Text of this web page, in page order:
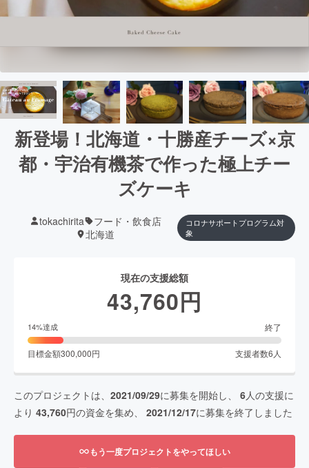
新登場！北海道・十勝産チーズ×京
都・宇治有機茶で作った極上チー
ズケーキ
tokachirita
フード・飲食店
北海道
コロナサポートプログラム対
象
現在の支援総額
43,760円
14%達成 終了
目標金額300,000円 支援者数6 人
このプロジェクトは、 2021/09/29に募集を開始し、 6人の支援に
より 43,760円の資金を集め、 2021/12/17に募集を終了しました
もう一度プロジェクトをやってほしい